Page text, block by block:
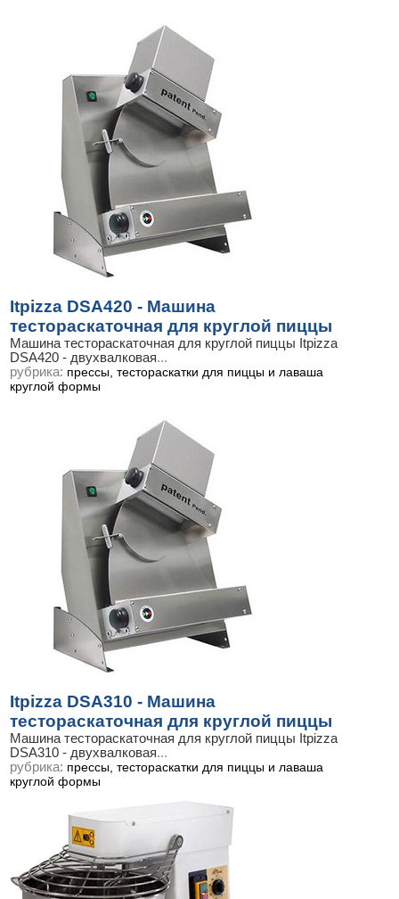
Itpizza DSA420 - Машина
тестораскаточная для круглой пиццы
Машина тестораскаточная для круглой пиццы Itpizza
DSA420 - двухвалковая...
рубрика: прессы, тестораскатки для пиццы и лаваша
круглой формы
Itpizza DSA310 - Машина
тестораскаточная для круглой пиццы
Машина тестораскаточная для круглой пиццы Itpizza
DSA310 - двухвалковая...
рубрика: прессы, тестораскатки для пиццы и лаваша
круглой формы